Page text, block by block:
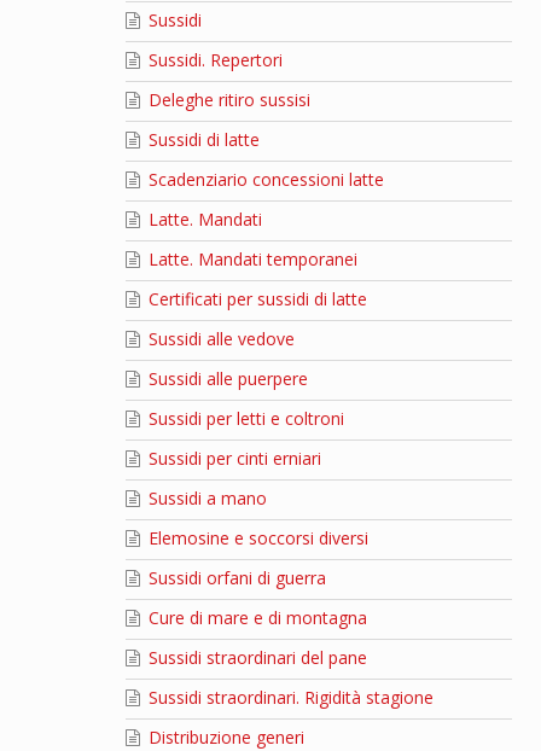
Sussidi
Sussidi. Repertori
Deleghe ritiro sussisi
Sussidi di latte
Scadenziario concessioni latte
Latte. Mandati
Latte. Mandati temporanei
Certificati per sussidi di latte
Sussidi alle vedove
Sussidi alle puerpere
Sussidi per letti e coltroni
Sussidi per cinti erniari
Sussidi a mano
Elemosine e soccorsi diversi
Sussidi orfani di guerra
Cure di mare e di montagna
Sussidi straordinari del pane
Sussidi straordinari. Rigidità stagione
Distribuzione generi